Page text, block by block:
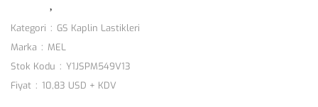
Kategori
GS Kaplin Lastikleri
Marka
MEL
Stok Kodu
Y1JSPM549V13
Fiyat
10,83 USD + KDV